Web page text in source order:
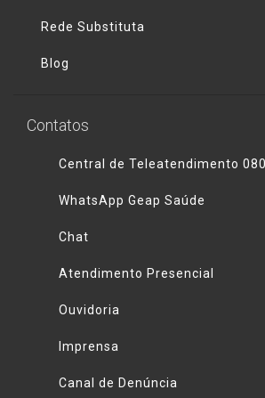
Rede Substituta
Blog
Contatos
Central de Teleatendimento
WhatsApp Geap Saúde
Chat
Atendimento Presencial
Ouvidoria
Imprensa
Canal de Denúncia